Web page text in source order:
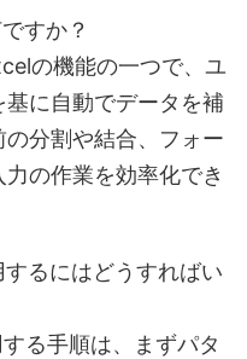
すか？
の機能の一つで、ユ
に自動でデータを補
分割や結合、フォー
の作業を効率化でき
るにはどうすればい
る手順は、まずパタ